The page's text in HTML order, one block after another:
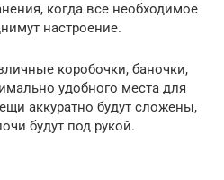
когда все необходимое
настроение.
коробочки, баночки,
удобного места для
аккуратно будут сложены,
будут под рукой.